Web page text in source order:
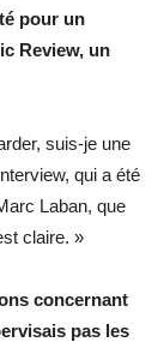
pour un
Review, un
suis-je une
qui a été
Laban, que
claire. »
concernant
pas les